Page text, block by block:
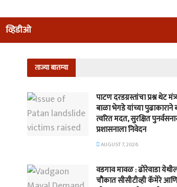
व्हिडीओ
ताज्या बातम्या
पाटण दरडग्रस्तांचा प्रश्न थेट
बाळा भेगडे यांच्या पुढाकाराने
त्वरित मदत, सुरक्षित
प्रशासनाला निवेदन
AUGUST 7, 2026
वडगाव मावळ : ढोरेवाडा
चौकात सीसीटीव्ही कॅमेरे